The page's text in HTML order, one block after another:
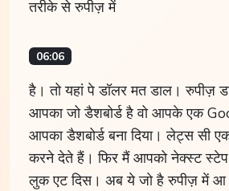
तरीके से रुपीज़ में
06:06
है। तो यहां पे डॉलर मत डाल। रुपीज़
आपका जो डैशबोर्ड है वो आपके एक
आपका डैशबोर्ड बना दिया। लेट्स सी
करने देते हैं। फिर मैं आपको नेक्स्ट
लुक एट दिस। अब ये जो है रुपीज़ में आ